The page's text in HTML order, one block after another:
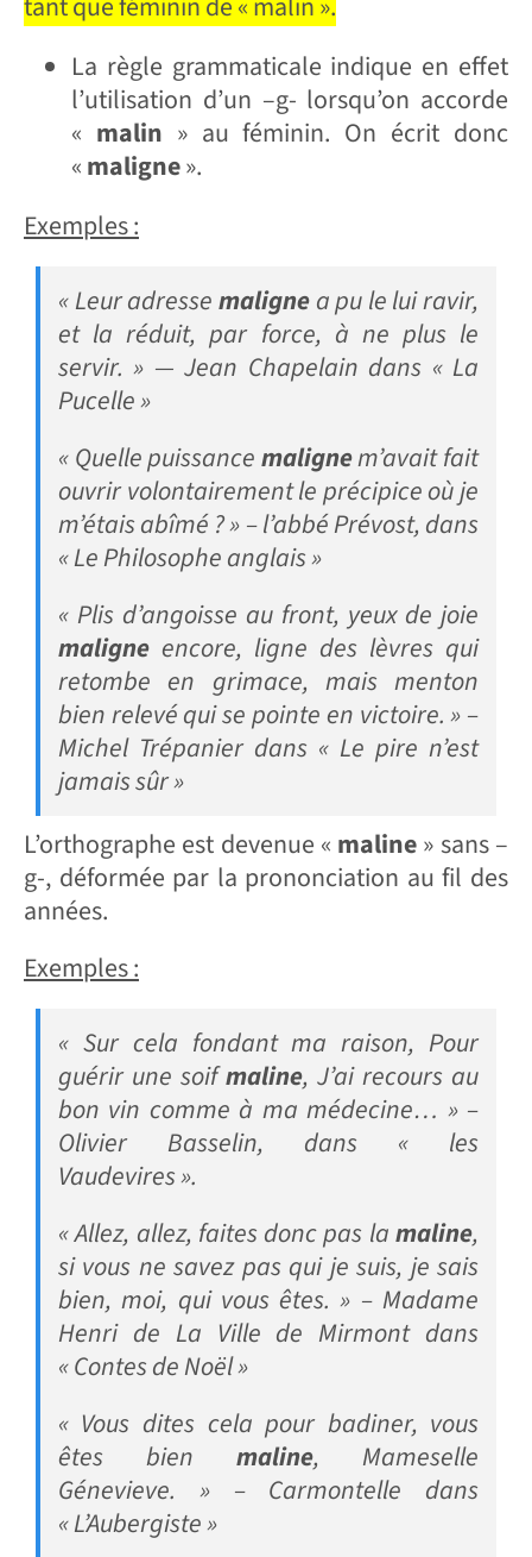
tant que féminin de « malin ».
La règle grammaticale indique en effet
l’utilisation d’un –g- lorsqu’on accorde
« malin » au féminin. On écrit donc
«maligne».
Exemples :
« Leur adressemalignea pu le lui ravir,
et la réduit, par force, à ne plus le
servir. » — Jean Chapelain dans « La
Pucelle »
« Quelle puissancemalignem’avait fait
ouvrir volontairement le précipice où je
m’étais abîmé ? » – l’abbé Prévost, dans
« Le Philosophe anglais »
« Plis d’angoisse au front, yeux de joie
maligneencore, ligne des lèvres qui
retombe en grimace, mais menton
bien relevé qui se pointe en victoire. » –
Michel Trépanier dans « Le pire n’est
jamais sûr »
L’orthographe est devenue « maline» sans –
g-, déformée par la prononciation au fil des
années.
Exemples :
« Sur cela fondant ma raison, Pour
guérir une soifmaline, J’ai recours au
bon vin comme à ma médecine… » –
Olivier Basselin, dans « les
Vaudevires ».
« Allez, allez, faites donc pas lamaline,
si vous ne savez pas qui je suis, je sais
bien, moi, qui vous êtes. » – Madame
Henri de La Ville de Mirmont dans
« Contes de Noël »
« Vous dites cela pour badiner, vous
êtes bienmaline, Mameselle
Génevieve. » – Carmontelle dans
« L’Aubergiste »